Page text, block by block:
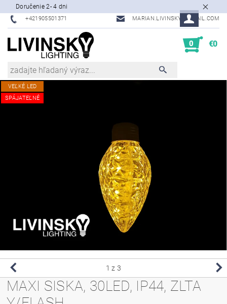
Doručenie 2- 4 dni
+421905501371 MARIAN.LIVINSKY@GMAIL.COM
0 €0
VEĽKÉ LED
SPÁJATEĽNÉ
1 z 3
MAXI SISKA, 30LED, IP44, ZLTA